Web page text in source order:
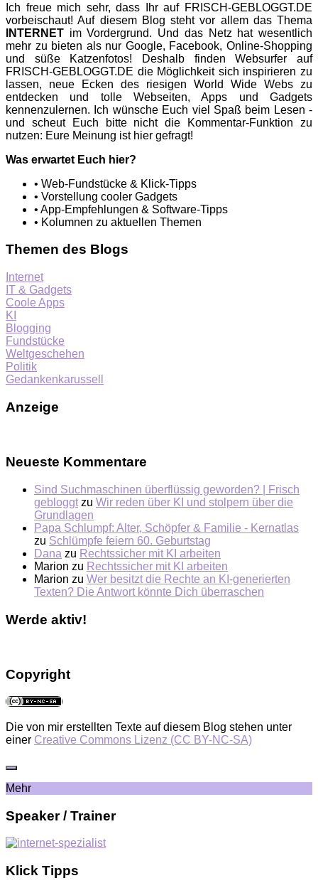
Ich freue mich sehr, dass Ihr auf FRISCH-GEBLOGGT.DE
vorbeischaut! Auf diesem Blog steht vor allem das Thema
INTERNET im Vordergrund. Und das Netz hat wesentlich
mehr zu bieten als nur Google, Facebook, Online-Shopping
und süße Katzenfotos! Deshalb finden Websurfer auf
FRISCH-GEBLOGGT.DE die Möglichkeit sich inspirieren zu
lassen, neue Ecken des riesigen World Wide Webs zu
entdecken und tolle Webseiten, Apps und Gadgets
kennenzulernen. Ich wünsche Euch viel Spaß beim Lesen -
und scheut Euch bitte nicht die Kommentar-Funktion zu
nutzen: Eure Meinung ist hier gefragt!
Was erwartet Euch hier?
• Web-Fundstücke & Klick-Tipps
• Vorstellung cooler Gadgets
• App-Empfehlungen & Software-Tipps
• Kolumnen zu aktuellen Themen
Themen des Blogs
Internet
IT & Gadgets
Coole Apps
KI
Blogging
Fundstücke
Weltgeschehen
Politik
Gedankenkarussell
Anzeige
Neueste Kommentare
Sind Suchmaschinen überflüssig geworden? | Frisch
gebloggt zu Wir reden über KI und stolpern über die
Grundlagen
Papa Schlumpf: Alter, Schöpfer & Familie - Kernatlas
zu Schlümpfe feiern 60. Geburtstag
Dana zu Rechtssicher mit KI arbeiten
Marion zu Rechtssicher mit KI arbeiten
Marion zu Wer besitzt die Rechte an KI-generierten
Texten? Die Antwort könnte Dich überraschen
Werde aktiv!
Copyright
Die von mir erstellten Texte auf diesem Blog stehen unter
einer Creative Commons Lizenz (CC BY-NC-SA)
Mehr
Speaker / Trainer
Klick Tipps